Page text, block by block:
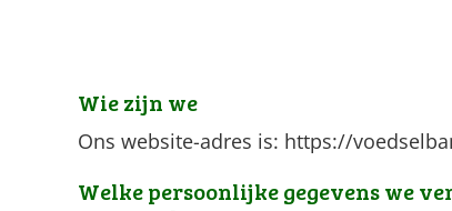
Wie zijn we
Ons website-adres is: https://
Welke persoonlijke gegevens we